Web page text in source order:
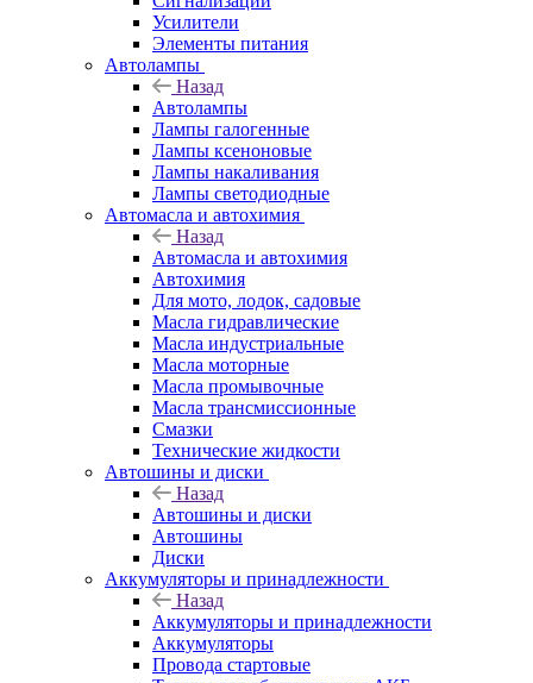
Усилители
Элементы питания
Автолампы
Назад
Автолампы
Лампы галогенные
Лампы ксеноновые
Лампы накаливания
Лампы светодиодные
Автомасла и автохимия
Назад
Автомасла и автохимия
Автохимия
Для мото, лодок, садовые
Масла гидравлические
Масла индустриальные
Масла моторные
Масла промывочные
Масла трансмиссионные
Смазки
Технические жидкости
Автошины и диски
Назад
Автошины и диски
Автошины
Диски
Аккумуляторы и принадлежности
Назад
Аккумуляторы и принадлежности
Аккумуляторы
Провода стартовые